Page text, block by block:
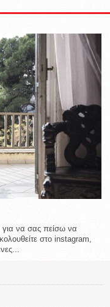
για να σας πείσω να
στο instagram,